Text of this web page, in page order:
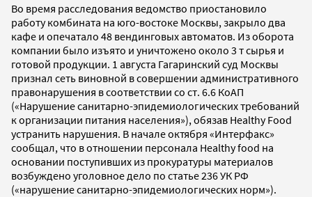
Во время расследования ведомство приостановило
работу комбината на юго-востоке Москвы, закрыло два
кафе и опечатало 48 вендинговых автоматов. Из оборота
компании было изъято и уничтожено около 3 т сырья и
готовой продукции. 1 августа Гагаринский суд Москвы
признал сеть виновной в совершении административного
правонарушения в соответствии со ст. 6.6 КоАП
(«Нарушение санитарно-эпидемиологических требований
к организации питания населения»), обязав Healthy Food
устранить нарушения. В начале октября «Интерфакс»
сообщал, что в отношении персонала Healthy food на
основании поступивших из прокуратуры материалов
возбуждено уголовное дело по статье 236 УК РФ
(«нарушение санитарно-эпидемиологических норм»).